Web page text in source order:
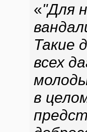
«"Для
Такие
всех
в